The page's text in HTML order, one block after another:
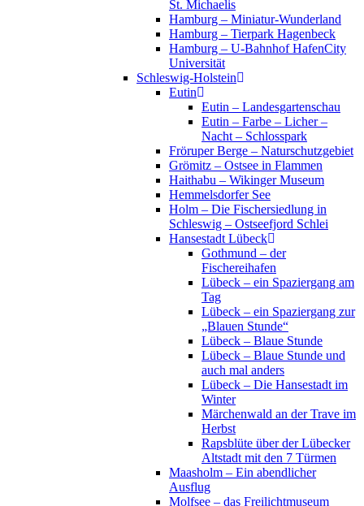
St. Michaelis
Hamburg – Miniatur-Wunderland
Hamburg – Tierpark Hagenbeck
Hamburg – U-Bahnhof HafenCity
Universität
Schleswig-Holstein
Eutin
Eutin – Landesgartenschau
Eutin – Farbe – Licher –
Nacht – Schlosspark
Fröruper Berge – Naturschutzgebiet
Grömitz – Ostsee in Flammen
Haithabu – Wikinger Museum
Hemmelsdorfer See
Holm – Die Fischersiedlung in
Schleswig – Ostseefjord Schlei
Hansestadt Lübeck
Gothmund – der
Fischereihafen
Lübeck – ein Spaziergang am
Tag
Lübeck – ein Spaziergang zur
„Blauen Stunde“
Lübeck – Blaue Stunde
Lübeck – Blaue Stunde und
auch mal anders
Lübeck – Die Hansestadt im
Winter
Märchenwald an der Trave im
Herbst
Rapsblüte über der Lübecker
Altstadt mit den 7 Türmen
Maasholm – Ein abendlicher
Ausflug
Molfsee – das Freilichtmuseum